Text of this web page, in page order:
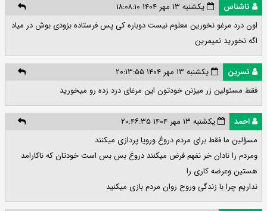
ناشناس
یکشنبه ۱۳ مهر ۱۴۰۴ ۱۸:۰۸:۱۰
اون درد مرغو نخورین معلوم نیست دوباره کی پس فرستاده بزودی بوش در میاد
اگه نخورید نمیمرین
نسرین
یکشنبه ۱۳ مهر ۱۴۰۴ ۲۰:۱۳:۵۵
فقط مسئولین زر میزنن خودتون این مرغای درد زده رو میخورید
احمد
یکشنبه ۱۳ مهر ۱۴۰۴ ۲۰:۴۶:۳۵
مسؤلین ما فقط برای مردم دروغ ورویا پردازی میکنند
ومردم را نادان خر نفهم فرض میکنند دروغ بس بس است خودتان که ناکارامد
هستین وعرضه کاری را
نداریم چرا با زندگی وروح روان مردم بازی میکنید